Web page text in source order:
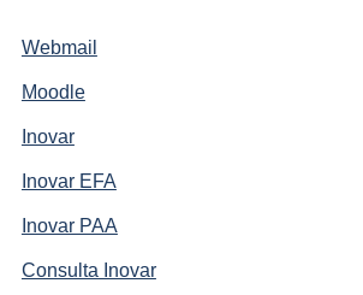
Webmail
Moodle
Inovar
Inovar EFA
Inovar PAA
Consulta Inovar